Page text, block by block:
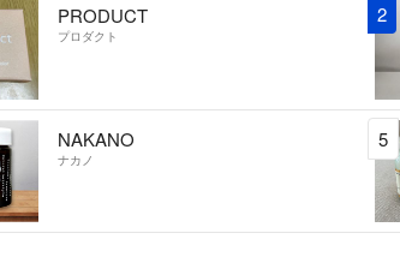
PRODUCT
プロダクト
2
NAKANO
ナカノ
5